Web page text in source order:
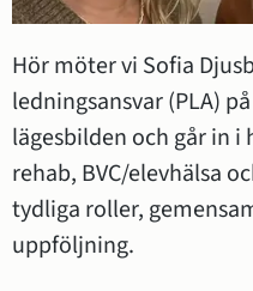
Hör möter vi Sofia
ledningsansvar (PLA)
lägesbilden och går in i
rehab, BVC/elevhälsa
tydliga roller,
uppföljning.